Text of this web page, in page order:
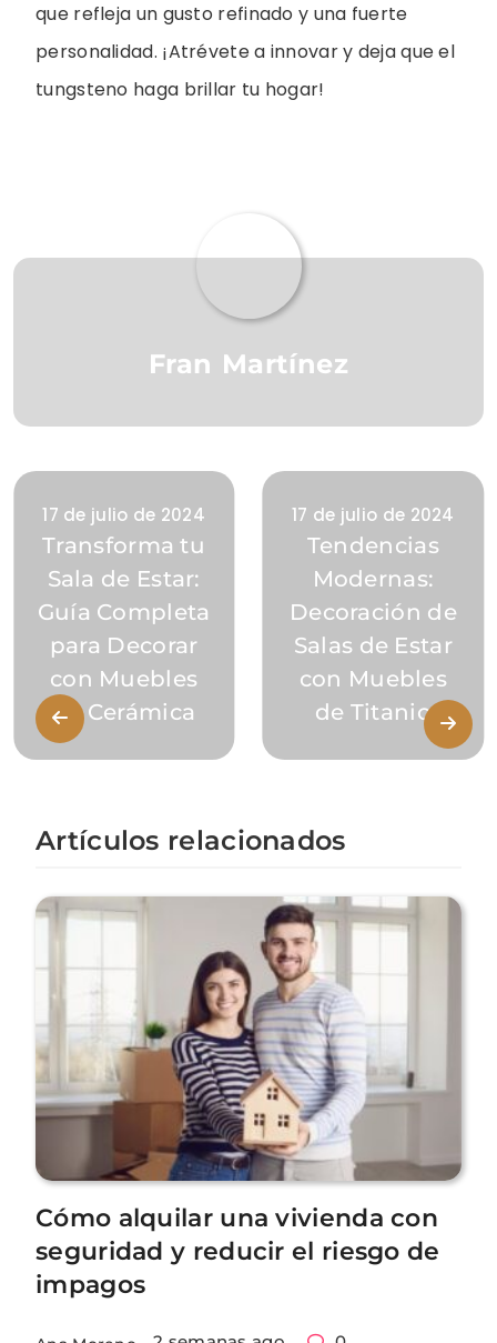
que refleja un gusto refinado y una fuerte
personalidad. ¡Atrévete a innovar y deja que el
tungsteno haga brillar tu hogar!
Fran Martínez
17 de julio de 2024
Transforma tu
Sala de Estar:
Guía Completa
para Decorar
con Muebles
de Cerámica
17 de julio de 2024
Tendencias
Modernas:
Decoración de
Salas de Estar
con Muebles
de Titanio
Artículos relacionados
Cómo alquilar una vivienda con
seguridad y reducir el riesgo de
impagos